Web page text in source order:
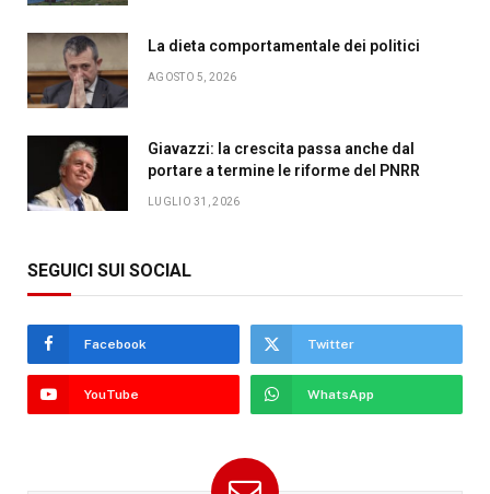
La dieta comportamentale dei politici
AGOSTO 5, 2026
Giavazzi: la crescita passa anche dal
portare a termine le riforme del PNRR
LUGLIO 31, 2026
SEGUICI SUI SOCIAL
Facebook Twitter
YouTube WhatsApp